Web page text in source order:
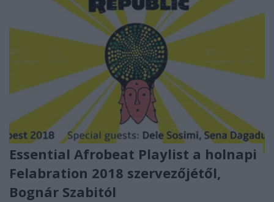
Essential Afrobeat Playlist a holnapi
Felabration 2018 szervezőjétől,
Bognár Szabitól